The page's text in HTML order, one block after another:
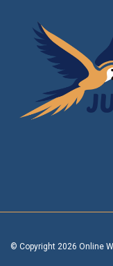
© Copyright 2026 Online